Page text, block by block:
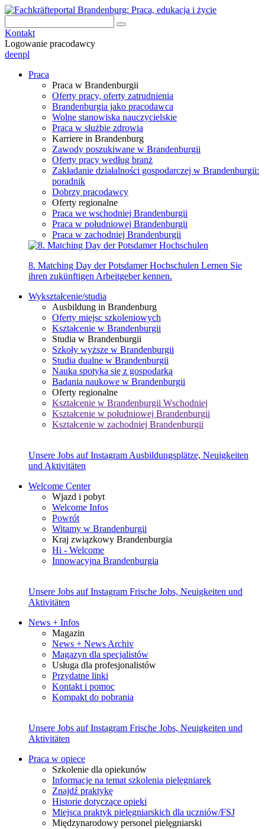
Kontakt
Logowanie pracodawcy
deenpl
Praca
Praca w Brandenburgii
Oferty pracy, oferty zatrudnienia
Brandenburgia jako pracodawca
Wolne stanowiska nauczycielskie
Praca w służbie zdrowia
Karriere in Brandenburg
Zawody poszukiwane w Brandenburgii
Oferty pracy według branż
Zakładanie działalności gospodarczej w Brandenburgii:
poradnik
Dobrzy pracodawcy
Oferty regionalne
Praca we wschodniej Brandenburgii
Praca w południowej Brandenburgii
Praca w zachodniej Brandenburgii
8. Matching Day der Potsdamer Hochschulen Lernen Sie
ihren zukünftigen Arbeitgeber kennen.
Wykształcenie/studia
Ausbildung in Brandenburg
Oferty miejsc szkoleniowych
Kształcenie w Brandenburgii
Studia w Brandenburgii
Szkoły wyższe w Brandenburgii
Studia dualne w Brandenburgii
Nauka spotyka się z gospodarką
Badania naukowe w Brandenburgii
Oferty regionalne
Kształcenie w Brandenburgii Wschodniej
Kształcenie w południowej Brandenburgii
Kształcenie w zachodniej Brandenburgii
Unsere Jobs auf Instagram Ausbildungsplätze, Neuigkeiten
und Aktivitäten
Welcome Center
Wjazd i pobyt
Welcome Infos
Powrót
Witamy w Brandenburgii
Kraj związkowy Brandenburgia
Hi - Welcome
Innowacyjna Brandenburgia
Unsere Jobs auf Instagram Frische Jobs, Neuigkeiten und
Aktivitäten
News + Infos
Magazin
News + News Archiv
Magazyn dla specjalistów
Usługa dla profesjonalistów
Przydatne linki
Kontakt i pomoc
Kompakt do pobrania
Unsere Jobs auf Instagram Frische Jobs, Neuigkeiten und
Aktivitäten
Praca w opiece
Szkolenie dla opiekunów
Informacje na temat szkolenia pielęgniarek
Znajdź praktykę
Historie dotyczące opieki
Miejsca praktyk pielęgniarskich dla uczniów/FSJ
Międzynarodowy personel pielęgniarski